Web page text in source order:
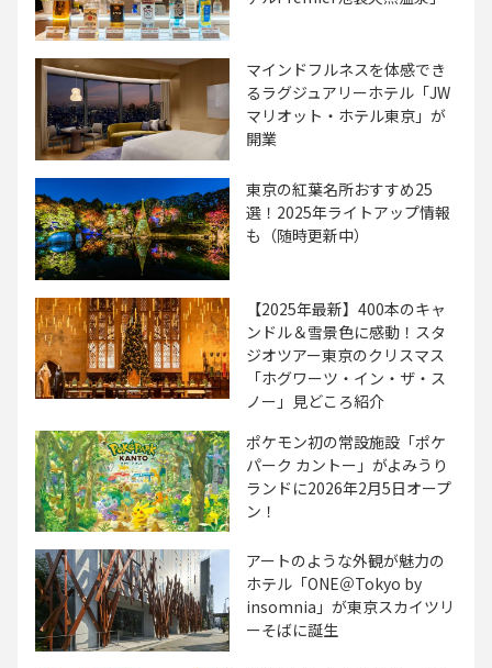
マインドフルネスを体感でき
るラグジュアリーホテル「JW
マリオット・ホテル東京」が
開業
東京の紅葉名所おすすめ25
選！2025年ライトアップ情報
も（随時更新中）
【2025年最新】400本のキャ
ンドル＆雪景色に感動！スタ
ジオツアー東京のクリスマス
「ホグワーツ・イン・ザ・ス
ノー」見どころ紹介
ポケモン初の常設施設「ポケ
パーク カントー」がよみうり
ランドに2026年2月5日オープ
ン！
アートのような外観が魅力の
ホテル「ONE＠Tokyo by
insomnia」が東京スカイツリ
ーそばに誕生